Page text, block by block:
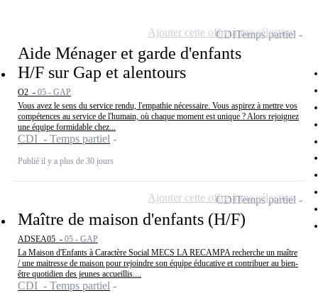
Aide Ménager et garde d'enfants
H/F sur Gap et alentours
O2 - 05 - GAP
Vous avez le sens du service rendu, l'empathie nécessaire. Vous aspirez à mettre vos
compétences au service de l'humain, où chaque moment est unique ? Alors rejoignez
une équipe formidable chez...
CDI - Temps partiel
Publié il y a plus de 30 jours
CDITemps partiel
Ajouter cette offre à ma sélection
Maître de maison d'enfants (H/F)
ADSEA05 - 05 - GAP
La Maison d'Enfants à Caractère Social MECS LA RECAMPA recherche un maître
/ une maitresse de maison pour rejoindre son équipe éducative et contribuer au bien-
être quotidien des jeunes accueillis....
CDI - Temps partiel
CDITemps partiel
Ajouter cette offre à ma sélection